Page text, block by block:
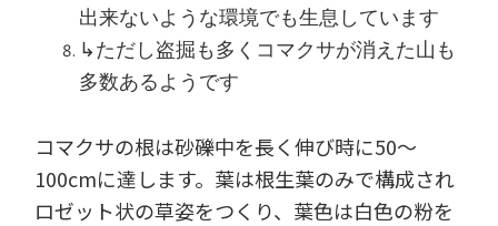
出来ないような環境でも生息しています
↳ただし盗掘も多くコマクサが消えた山も
多数あるようです
コマクサの根は砂礫中を長く伸び時に50～
100cmに達します。葉は根生葉のみで構成され
ロゼット状の草姿をつくり、葉色は白色の粉を